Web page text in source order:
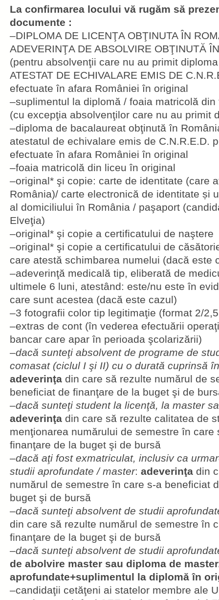
La confirmarea locului vă rugăm să
documente :
–DIPLOMA DE LICENŢA OBŢINUTA ÎN
ADEVERINŢA DE ABSOLVIRE OBŢINUTĂ
(pentru absolvenţii care nu au primit
ATESTAT DE ECHIVALARE EMIS DE
efectuate în afara României în original
–suplimentul la diplomă / foaia matricolă
(cu excepţia absolvenţilor care nu au primit
–diploma de bacalaureat obţinută în
atestatul de echivalare emis de C.N.R.E.D.
efectuate în afara României în original
–foaia matricolă din liceu în original
–original* şi copie: carte de identitate (care
România)/ carte electronică de identitate și
al domiciliului în România / paşaport
Elveţia)
–original* şi copie a certificatului de naştere
–original* şi copie a certificatului de
care atestă schimbarea numelui (dacă este
–adeverinţă medicală tip, eliberată de
ultimele 6 luni, atestând: este/nu este în
care sunt acestea (dacă este cazul)
–3 fotografii color tip legitimaţie (format 2/
–extras de cont (în vederea efectuării
bancar care apar în perioada şcolarizării)
–dacă sunteţi absolvent de programe de
comasat (ciclul I şi II) cu o durată cuprinsă
adeverinţa din care să rezulte numărul de
beneficiat de finanţare de la buget şi de
–dacă sunteţi student la licenţă, la master
adeverinţa din care să rezulte calitatea de
menţionarea numărului de semestre în care
finanţare de la buget şi de bursă
–dacă aţi fost exmatriculat, inclusiv ca
studii aprofundate / master: adeverinţa din
numărul de semestre în care s-a beneficiat
buget şi de bursă
–dacă sunteţi absolvent de studii
din care să rezulte numărul de semestre în
finanţare de la buget şi de bursă
–dacă sunteţi absolvent de studii
de abolvire master sau diploma de
aprofundate+suplimentul la diplomă în
–candidaţii cetăţeni ai statelor membre ale